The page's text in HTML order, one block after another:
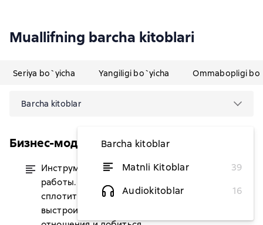
Muallifning barcha kitoblari
Seriya bo`yicha Yangiligi bo`yicha Ommabopligi
Barcha kitoblar
Barcha kitoblar
Matnli Kitoblar
39
Audiokitoblar
16
Бизнес-модели Остервальдера
Инструменты командной
работы. Пять способов
сплотить команду,
выстроить доверительные
dan 116 949,65 soʻm